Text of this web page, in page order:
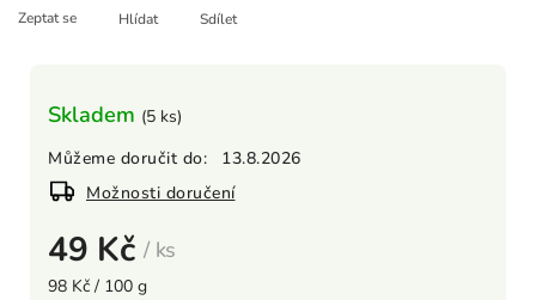
49 Kč/ ks
98 Kč / 100 g
Skladem (5 ks)
Můžeme doručit do:
13.8.2026
Možnosti doručení
Zeptat se Hlídat Sdílet